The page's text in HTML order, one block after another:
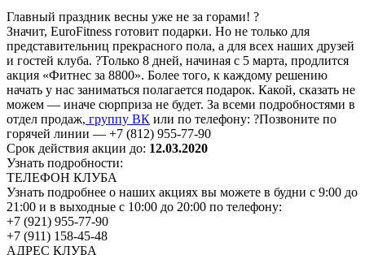
Главный праздник весны уже не за горами! ?
Значит, EuroFitness готовит подарки. Но не только для
представительниц прекрасного пола, а для всех наших друзей
и гостей клуба. ?Только 8 дней, начиная с 5 марта, продлится
акция «Фитнес за 8800». Более того, к каждому решению
начать у нас заниматься полагается подарок. Какой, сказать не
можем — иначе сюрприза не будет. За всеми подробностями в
отдел продаж, группу ВК или по телефону: ?Позвоните по
горячей линии — +7 (812) 955-77-90
Срок действия акции до: 12.03.2020
Узнать подробности:
ТЕЛЕФОН КЛУБА
Узнать подробнее о наших акциях вы можете в будни с 9:00 до
21:00 и в выходные с 10:00 до 20:00 по телефону:
+7 (921) 955-77-90
+7 (911) 158-45-48
АДРЕС КЛУБА